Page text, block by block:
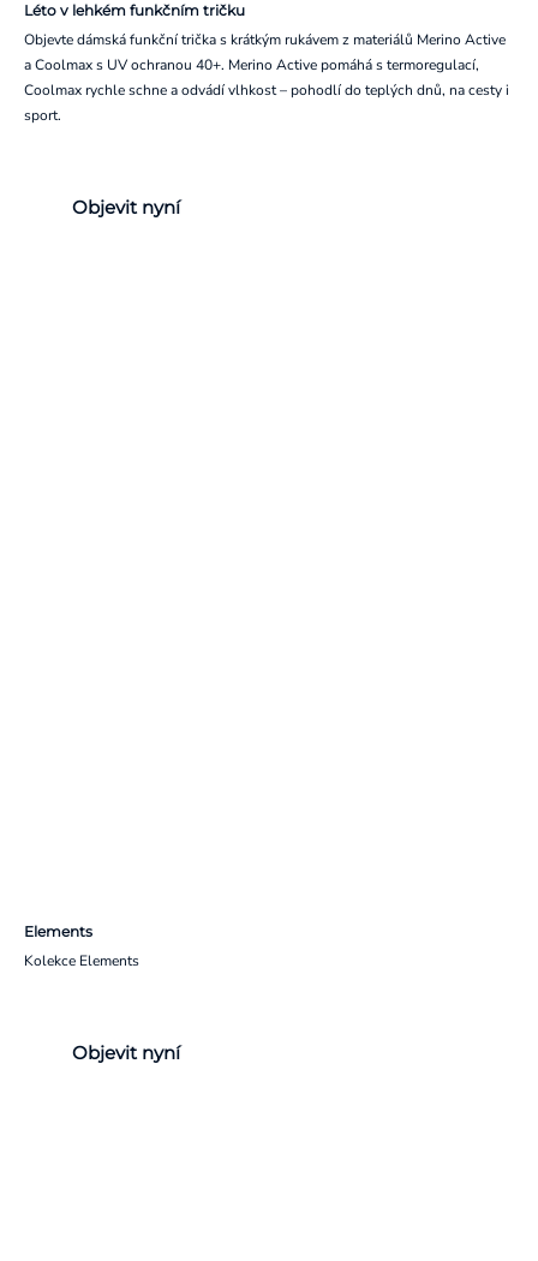
Léto v lehkém funkčním tričku
Objevte dámská funkční trička s krátkým rukávem z materiálů Merino Active
a Coolmax s UV ochranou 40+. Merino Active pomáhá s termoregulací,
Coolmax rychle schne a odvádí vlhkost – pohodlí do teplých dnů, na cesty i
sport.
Objevit nyní
Elements
Kolekce Elements
Objevit nyní